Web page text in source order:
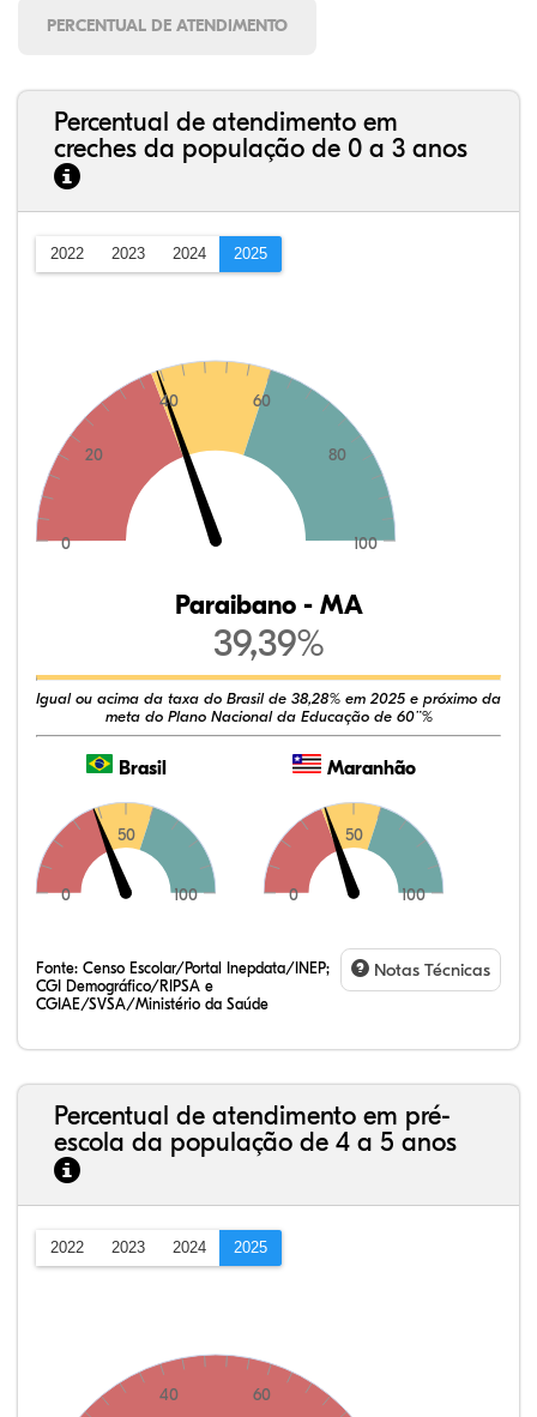
PERCENTUAL DE ATENDIMENTO
Percentual de atendimento em
creches da população de 0 a 3 anos
2022 2023 2024 2025
0
20
40 60
80
100
Paraibano - MA
39,39%
Igual ou acima da taxa do Brasil de 38,28% em 2025 e próximo da
meta do Plano Nacional da Educação de 60¨%
Brasil
0
50
100
Maranhão
0
50
100
Fonte: Censo Escolar/Portal Inepdata/INEP;
CGI Demográfico/RIPSA e
CGIAE/SVSA/Ministério da Saúde
Notas Técnicas
Percentual de atendimento em pré-
escola da população de 4 a 5 anos
2022 2023 2024 2025
40 60